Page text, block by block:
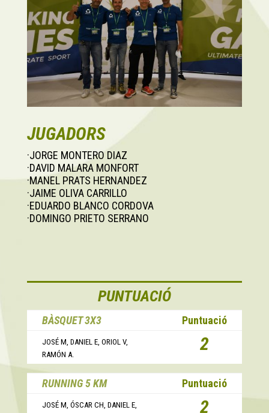
JUGADORS
·JORGE MONTERO DIAZ
·DAVID MALARA MONFORT
·MANEL PRATS HERNANDEZ
·JAIME OLIVA CARRILLO
·EDUARDO BLANCO CORDOVA
·DOMINGO PRIETO SERRANO
PUNTUACIÓ
BÀSQUET 3X3 Puntuació
JOSÉ M, DANIEL E, ORIOL V,
RAMÓN A.
2
RUNNING 5 KM Puntuació
JOSÉ M, ÓSCAR CH, DANIEL E,
2